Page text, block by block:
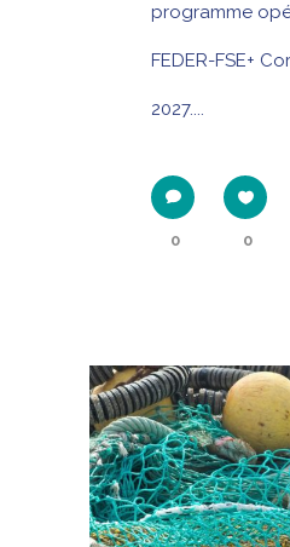
programme
FEDER-FSE+
2027....
0 0